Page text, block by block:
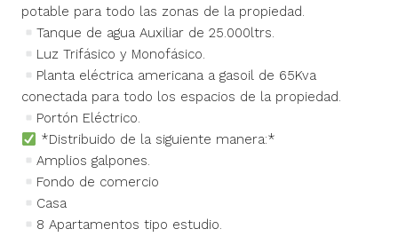
potable para todo las zonas de la propiedad.
Tanque de agua Auxiliar de 25.000ltrs.
Luz Trifásico y Monofásico.
Planta eléctrica americana a gasoil de 65Kva
conectada para todo los espacios de la propiedad.
Portón Eléctrico.
*Distribuido de la siguiente manera:*
Amplios galpones.
Fondo de comercio
Casa
8 Apartamentos tipo estudio.